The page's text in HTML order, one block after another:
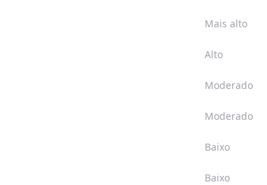
Mais alto
Alto
Moderado
Moderado
Baixo
Baixo